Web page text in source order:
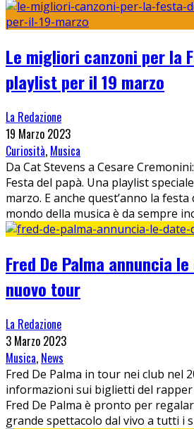
Le migliori canzoni per la
playlist per il 19 marzo
La Redazione
19 Marzo 2023
Curiosità, Musica
Da Cat Stevens a Cesare
Festa del papà. Una playlist
marzo. E anche quest’anno la
mondo della musica è da sempre
Fred De Palma annuncia
nuovo tour
La Redazione
3 Marzo 2023
Musica, News
Fred De Palma in tour nei club nel
informazioni sui biglietti del
Fred De Palma è pronto per
grande spettacolo dal vivo a tutti i